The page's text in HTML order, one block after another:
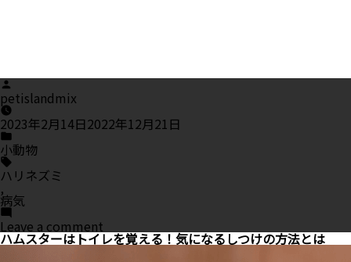
Posted
by
petislandmix
2023年2月14日2022年12月21日
Posted
in
小動物
Tags:
ハリネズミ
,
病気
Leave a comment
ハ
リ
ハムスターはトイレを覚える！気になるしつけの方法とは